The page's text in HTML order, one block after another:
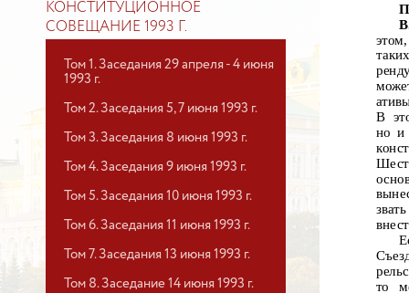
КОНСТИТУЦИОННОЕ
СОВЕЩАНИЕ 1993 Г.
Том 1. Заседания 29 апреля - 4 июня
1993 г.
Том 2. Заседания 5, 7 июня 1993 г.
Том 3. Заседания 8 июня 1993 г.
Том 4. Заседания 9 июня 1993 г.
Том 5. Заседания 10 июня 1993 г.
Том 6. Заседания 11 июня 1993 г.
Том 7. Заседания 13 июня 1993 г.
Том 8. Заседание 14 июня 1993 г.
В
но и
звать
то